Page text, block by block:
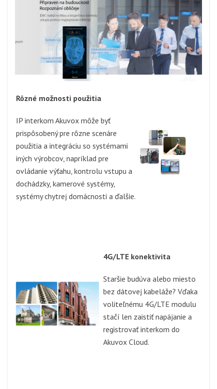
Rôzné možnosti použitia
IP interkom Akuvox môže byť
prispôsobený pre rôzne scenáre
použitia a integráciu so systémami
iných výrobcov, napríklad pre
ovládanie výťahu, kontrolu vstupu a
dochádzky, kamerové systémy,
systémy chytrej domácnosti a ďalšie.
4G/LTE konektivita
Staršie budúva alebo miesto
bez dátovej kabeláže? Vďaka
voliteľnému 4G/LTE modulu
stačí len zaistiť napájanie a
registrovať interkom do
Akuvox Cloud.